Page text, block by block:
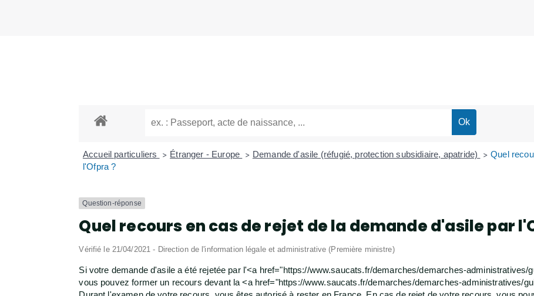
Accueil particuliers > Étranger - Europe > Demande d'asile (réfugié, protection subsidiaire, apatride) > Quel
l'Ofpra ?
Question-réponse
Quel recours en cas de rejet de la demande d'asile par
Vérifié le 21/04/2021 - Direction de l'information légale et administrative (Première ministre)
Si votre demande d'asile a été rejetée par l'<a href="https://www.saucats.fr/demarches/demarches-administratives/
vous pouvez former un recours devant la <a href="https://www.saucats.fr/demarches/demarches-administratives/